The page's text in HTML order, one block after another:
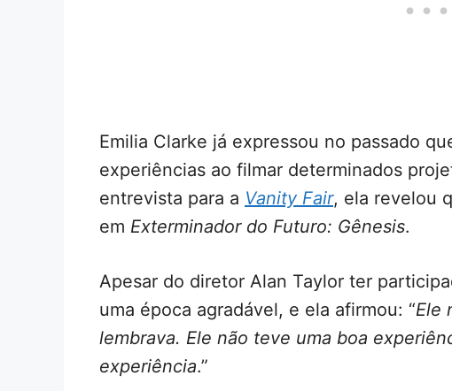
Emilia Clarke já expressou no passado
experiências ao filmar determinados
entrevista para a Vanity Fair, ela revelou
em Exterminador do Futuro: Gênesis.
Apesar do diretor Alan Taylor ter
uma época agradável, e ela afirmou: “Ele
lembrava. Ele não teve uma boa
experiência.”